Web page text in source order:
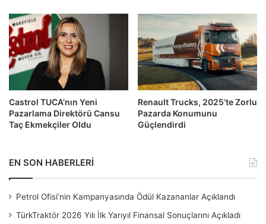
Castrol TUCA’nın Yeni
Pazarlama Direktörü Cansu
Taç Ekmekçiler Oldu
Renault Trucks, 2025’te Zorlu
Pazarda Konumunu
Güçlendirdi
EN SON HABERLERİ
Petrol Ofisi’nin Kampanyasında Ödül Kazananlar Açıklandı
TürkTraktör 2026 Yılı İlk Yarıyıl Finansal Sonuçlarını Açıkladı